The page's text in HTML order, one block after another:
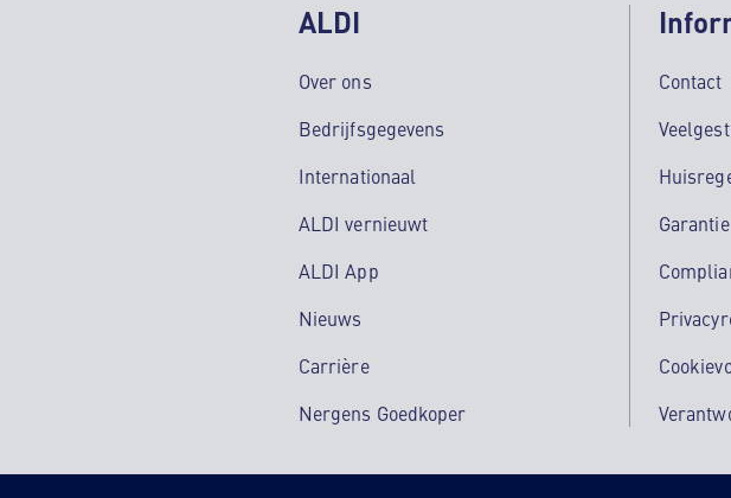
ALDI
Over ons
Bedrijfsgegevens
Internationaal
ALDI vernieuwt
ALDI App
Nieuws
Carrière
Nergens Goedkoper
Contact
Garantie